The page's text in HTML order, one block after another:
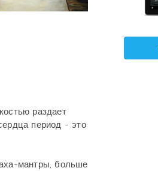
раздает
период - это
мантры, больше